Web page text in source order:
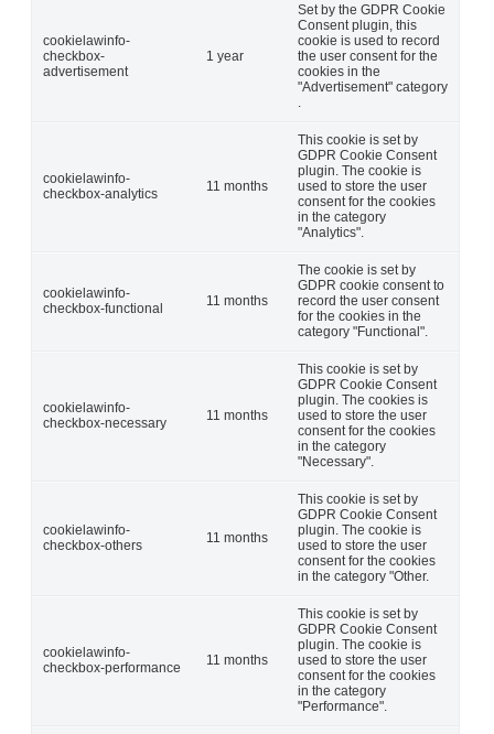
cookielawinfo-
checkbox-
advertisement
1 year
Set by the GDPR Cookie
Consent plugin, this
cookie is used to record
the user consent for the
cookies in the
"Advertisement" category
cookielawinfo-
checkbox-analytics
11 months
This cookie is set by
GDPR Cookie Consent
plugin. The cookie is
used to store the user
consent for the cookies
in the category
"Analytics".
cookielawinfo-
checkbox-functional
11 months
The cookie is set by
GDPR cookie consent to
record the user consent
for the cookies in the
category "Functional".
cookielawinfo-
checkbox-necessary
11 months
This cookie is set by
GDPR Cookie Consent
plugin. The cookies is
used to store the user
consent for the cookies
in the category
"Necessary".
cookielawinfo-
checkbox-others
11 months
This cookie is set by
GDPR Cookie Consent
plugin. The cookie is
used to store the user
consent for the cookies
in the category "Other.
cookielawinfo-
checkbox-performance
11 months
This cookie is set by
GDPR Cookie Consent
plugin. The cookie is
used to store the user
consent for the cookies
in the category
"Performance".